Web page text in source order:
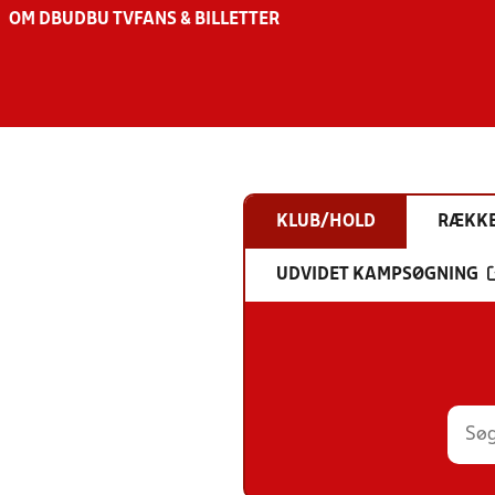
OM DBU DBU TV FANS & BILLETTER
KLUB/HOLD
UDVIDET KAMPSØGNING